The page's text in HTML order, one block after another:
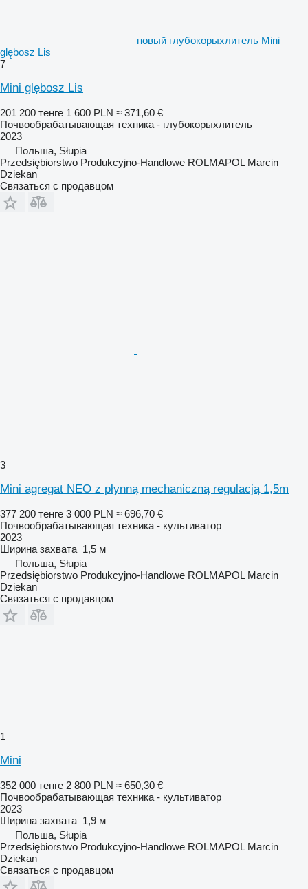
новый глубокорыхлитель Mini
glębosz Lis
7
Mini glębosz Lis
201 200 тенге 1 600 PLN ≈ 371,60 €
Почвообрабатывающая техника - глубокорыхлитель
2023
Польша, Słupia
Przedsiębiorstwo Produkcyjno-Handlowe ROLMAPOL Marcin
Dziekan
Связаться с продавцом
3
Mini agregat NEO z płynną mechaniczną regulacją 1,5m
377 200 тенге 3 000 PLN ≈ 696,70 €
Почвообрабатывающая техника - культиватор
2023
Ширина захвата 1,5 м
Польша, Słupia
Przedsiębiorstwo Produkcyjno-Handlowe ROLMAPOL Marcin
Dziekan
Связаться с продавцом
1
Mini
352 000 тенге 2 800 PLN ≈ 650,30 €
Почвообрабатывающая техника - культиватор
2023
Ширина захвата 1,9 м
Польша, Słupia
Przedsiębiorstwo Produkcyjno-Handlowe ROLMAPOL Marcin
Dziekan
Связаться с продавцом